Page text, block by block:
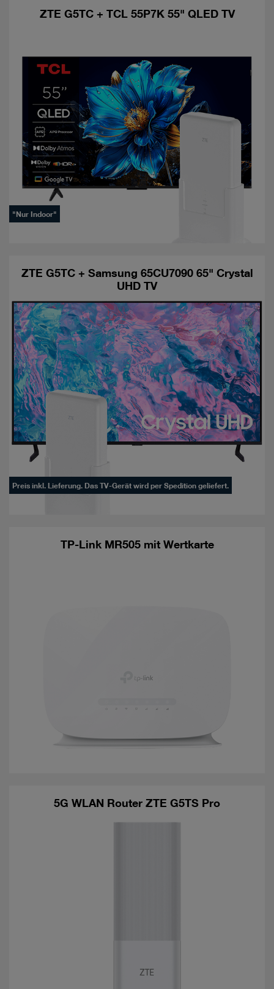
ZTE G5TC + TCL 55P7K 55" QLED TV
"Nur Indoor"
ZTE G5TC + Samsung 65CU7090 65" Crystal
UHD TV
Preis inkl. Lieferung. Das TV-Gerät wird per Spedition geliefert.
TP-Link MR505 mit Wertkarte
5G WLAN Router ZTE G5TS Pro